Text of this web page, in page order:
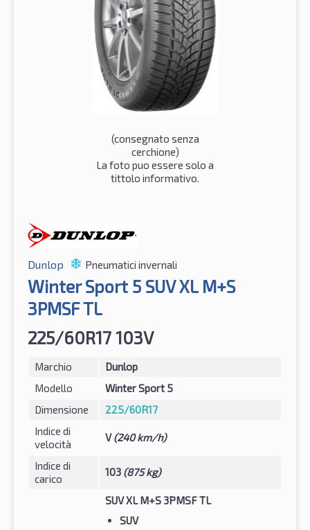
(consegnato senza
cerchione)
La foto puo essere solo a
tittolo informativo.
Dunlop Pneumatici invernali
Winter Sport 5 SUV XL M+S
3PMSF TL
225/60R17 103V
Marchio
Dunlop
Modello
Winter Sport 5
Dimensione
225/60R17
Indice di
velocità
V(240 km/h)
Indice di
carico
103 (875 kg)
SUV XL M+S 3PMSF TL
SUV